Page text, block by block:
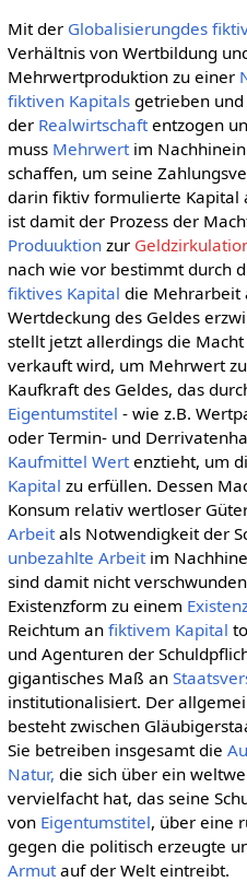
Mit der Globalisierungdes
Verhältnis von Wertbildung
Mehrwertproduktion zu einer
fiktiven Kapitalsgetrieben und
der Realwirtschaftentzogen
muss Mehrwertim
schaffen, um seine
darin fiktiv formulierte Kapital
ist damit der Prozess der
Produuktionzur
nach wie vor bestimmt durch
fiktives Kapital die Mehrarbeit
Wertdeckung des Geldes
stellt jetzt allerdings die
verkauft wird, um Mehrwert
Kaufkraft des Geldes, das
Eigentumstitel - wie z.B.
oder Termin- und
Kaufmittel Wertenztieht, um
Kapital zu erfüllen. Dessen
Konsum relativ wertloser
Arbeitals Notwendigkeit der
unbezahlte Arbeitim
sind damit nicht
Existenzform zu einem
Reichtum an fiktivem Kapital
und Agenturen der
gigantisches Maß an
institutionalisiert. Der
besteht zwischen
Sie betreiben insgesamt die
Natur, die sich über ein
vervielfacht hat, das seine
von Eigentumstitel, über eine
gegen die politisch erzeugte
Armutauf der Welt eintreibt.